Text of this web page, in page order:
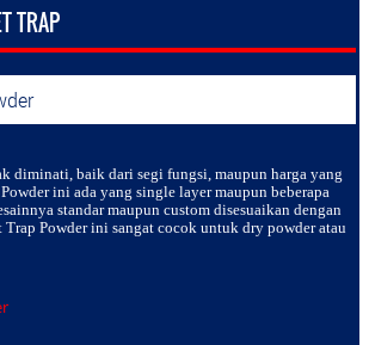
TRAP
diminati, baik dari segi fungsi, maupun harga yang
ini ada yang single layer maupun beberapa
standar maupun custom disesuaikan dengan
Powder ini sangat cocok untuk dry powder atau